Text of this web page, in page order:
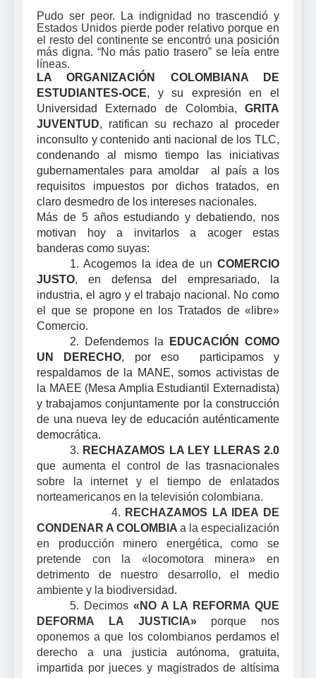
Pudo ser peor. La indignidad no trascendió y
Estados Unidos pierde poder relativo porque en
el resto del continente se encontró una posición
más digna. “No más patio trasero” se leía entre
líneas.
LA ORGANIZACIÓN COLOMBIANA DE
ESTUDIANTES-OCE, y su expresión en el
Universidad Externado de Colombia, GRITA
JUVENTUD, ratifican su rechazo al proceder
inconsulto y contenido anti nacional de los TLC,
condenando al mismo tiempo las iniciativas
gubernamentales para amoldar al país a los
requisitos impuestos por dichos tratados, en
claro desmedro de los intereses nacionales.
Más de 5 años estudiando y debatiendo, nos
motivan hoy a invitarlos a acoger estas
banderas como suyas:
1. Acogemos la idea de un COMERCIO
JUSTO, en defensa del empresariado, la
industria, el agro y el trabajo nacional. No como
el que se propone en los Tratados de «libre»
Comercio.
2. Defendemos la
EDUCACIÓN COMO
UN DERECHO, por eso participamos y
respaldamos de la MANE, somos activistas de
la MAEE (Mesa Amplia Estudiantil Externadista)
y trabajamos conjuntamente por la construcción
de una nueva ley de educación auténticamente
democrática.
3. RECHAZAMOS LA LEY LLERAS 2.0
que aumenta el control de las trasnacionales
sobre la internet y el tiempo de enlatados
norteamericanos en la televisión colombiana.
4. RECHAZAMOS LA IDEA DE
CONDENAR A COLOMBIA a la especialización
en producción minero energética, como se
pretende con la «locomotora minera» en
detrimento de nuestro desarrollo, el medio
ambiente y la biodiversidad.
5. Decimos «NO A LA REFORMA QUE
DEFORMA LA JUSTICIA»porque nos
oponemos a que los colombianos perdamos el
derecho a una justicia autónoma, gratuita,
impartida por jueces y magistrados de altísima